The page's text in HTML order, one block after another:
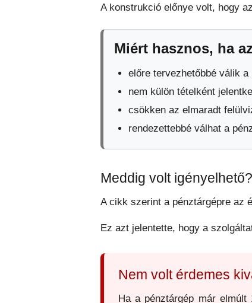
A konstrukció előnye volt, hogy az
Miért hasznos, ha
előre tervezhetőbbé válik
nem külön tételként
csökken az elmaradt
rendezettebbé válhat a
Meddig volt igényelhető?
A cikk szerint a pénztárgépre az
Ez azt jelentette, hogy a
Nem volt érdemes
Ha a pénztárgép már